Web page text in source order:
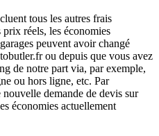
tous les autres frais
réels, les économies
peuvent avoir changé
ou depuis que vous avez
de notre part via, par exemple,
ou hors ligne, etc. Par
demande de devis sur
économies actuellement